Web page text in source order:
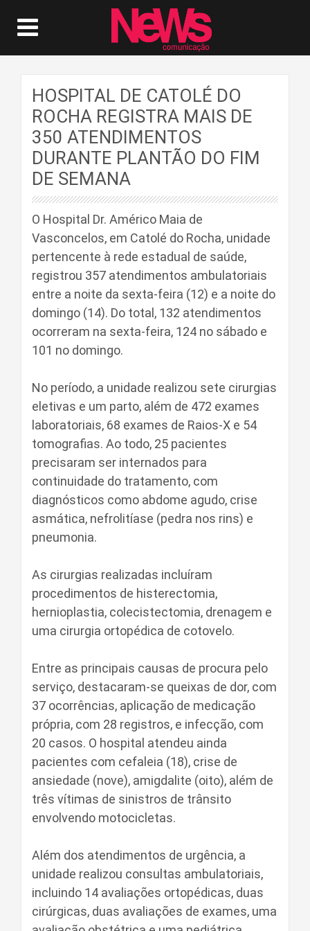
HOSPITAL DE CATOLÉ DO
ROCHA REGISTRA MAIS DE
350 ATENDIMENTOS
DURANTE PLANTÃO DO FIM
DE SEMANA
O Hospital Dr. Américo Maia de
Vasconcelos, em Catolé do Rocha, unidade
pertencente à rede estadual de saúde,
registrou 357 atendimentos ambulatoriais
entre a noite da sexta-feira (12) e a noite do
domingo (14). Do total, 132 atendimentos
ocorreram na sexta-feira, 124 no sábado e
101 no domingo.
No período, a unidade realizou sete cirurgias
eletivas e um parto, além de 472 exames
laboratoriais, 68 exames de Raios-X e 54
tomografias. Ao todo, 25 pacientes
precisaram ser internados para
continuidade do tratamento, com
diagnósticos como abdome agudo, crise
asmática, nefrolitíase (pedra nos rins) e
pneumonia.
As cirurgias realizadas incluíram
procedimentos de histerectomia,
hernioplastia, colecistectomia, drenagem e
uma cirurgia ortopédica de cotovelo.
Entre as principais causas de procura pelo
serviço, destacaram-se queixas de dor, com
37 ocorrências, aplicação de medicação
própria, com 28 registros, e infecção, com
20 casos. O hospital atendeu ainda
pacientes com cefaleia (18), crise de
ansiedade (nove), amigdalite (oito), além de
três vítimas de sinistros de trânsito
envolvendo motocicletas.
Além dos atendimentos de urgência, a
unidade realizou consultas ambulatoriais,
incluindo 14 avaliações ortopédicas, duas
cirúrgicas, duas avaliações de exames, uma